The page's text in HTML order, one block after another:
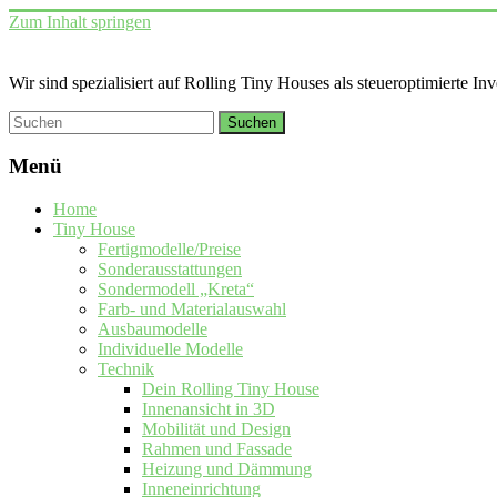
Zum Inhalt springen
Wir sind spezialisiert auf Rolling Tiny Houses als steueroptimierte
Menü
Home
Tiny House
Fertigmodelle/Preise
Sonderausstattungen
Sondermodell „Kreta“
Farb- und Materialauswahl
Ausbaumodelle
Individuelle Modelle
Technik
Dein Rolling Tiny House
Innenansicht in 3D
Mobilität und Design
Rahmen und Fassade
Heizung und Dämmung
Inneneinrichtung